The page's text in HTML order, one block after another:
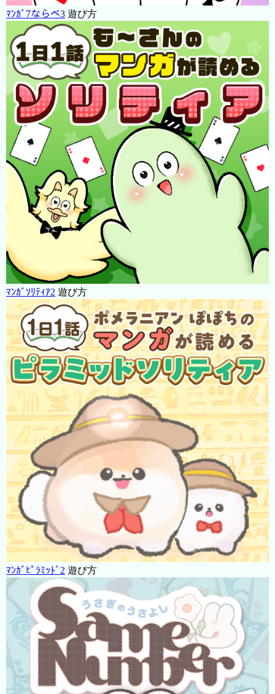
ﾏﾝｶﾞ7ならべ3 遊び方
ﾏﾝｶﾞｿﾘﾃｨｱ2 遊び方
ﾏﾝｶﾞﾋﾟﾗﾐｯﾄﾞ2 遊び方